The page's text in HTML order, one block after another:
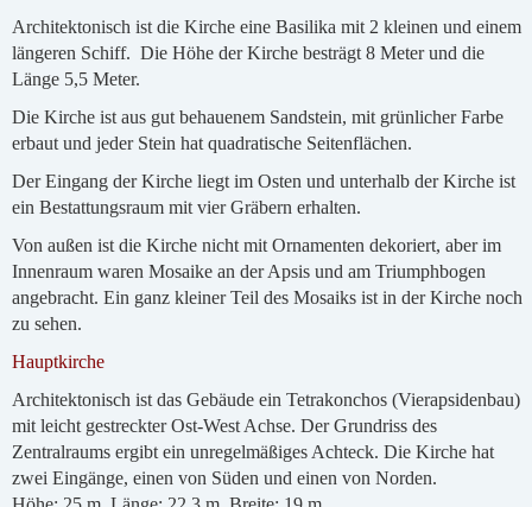
Architektonisch ist die Kirche eine Basilika mit 2 kleinen und einem
längeren Schiff. Die Höhe der Kirche besträgt 8 Meter und die
Länge 5,5 Meter.
Die Kirche ist aus gut behauenem Sandstein, mit grünlicher Farbe
erbaut und jeder Stein hat quadratische Seitenflächen.
Der Eingang der Kirche liegt im Osten und unterhalb der Kirche ist
ein Bestattungsraum mit vier Gräbern erhalten.
Von außen ist die Kirche nicht mit Ornamenten dekoriert, aber im
Innenraum waren Mosaike an der Apsis und am Triumphbogen
angebracht. Ein ganz kleiner Teil des Mosaiks ist in der Kirche noch
zu sehen.
Hauptkirche
Architektonisch ist das Gebäude ein Tetrakonchos (Vierapsidenbau)
mit leicht gestreckter Ost-West Achse. Der Grundriss des
Zentralraums ergibt ein unregelmäßiges Achteck. Die Kirche hat
zwei Eingänge, einen von Süden und einen von Norden.